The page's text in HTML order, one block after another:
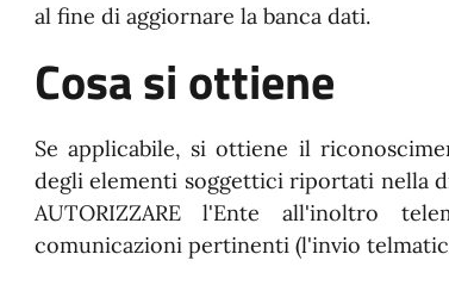
al fine di aggiornare la banca dati.
Cosa si ottiene
Se applicabile, si ottiene il
degli elementi soggettici riportati nella
AUTORIZZARE l'Ente all'inoltro
comunicazioni pertinenti (l'invio